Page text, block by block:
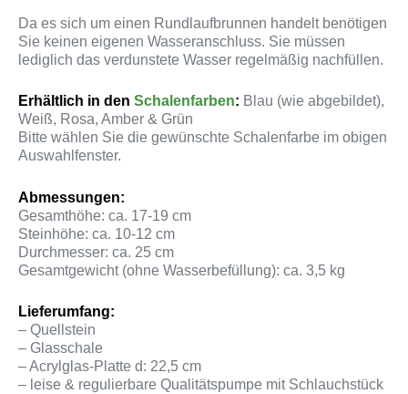
Da es sich um einen Rundlaufbrunnen handelt benötigen
Sie keinen eigenen Wasseranschluss. Sie müssen
lediglich das verdunstete Wasser regelmäßig nachfüllen.
Erhältlich in den Schalenfarben: Blau (wie abgebildet),
Weiß, Rosa, Amber & Grün
Bitte wählen Sie die gewünschte Schalenfarbe im obigen
Auswahlfenster.
Abmessungen:
Gesamthöhe: ca. 17-19 cm
Steinhöhe: ca. 10-12 cm
Durchmesser: ca. 25 cm
Gesamtgewicht (ohne Wasserbefüllung): ca. 3,5 kg
Lieferumfang:
– Quellstein
– Glasschale
– Acrylglas-Platte d: 22,5 cm
– leise & regulierbare Qualitätspumpe mit Schlauchstück